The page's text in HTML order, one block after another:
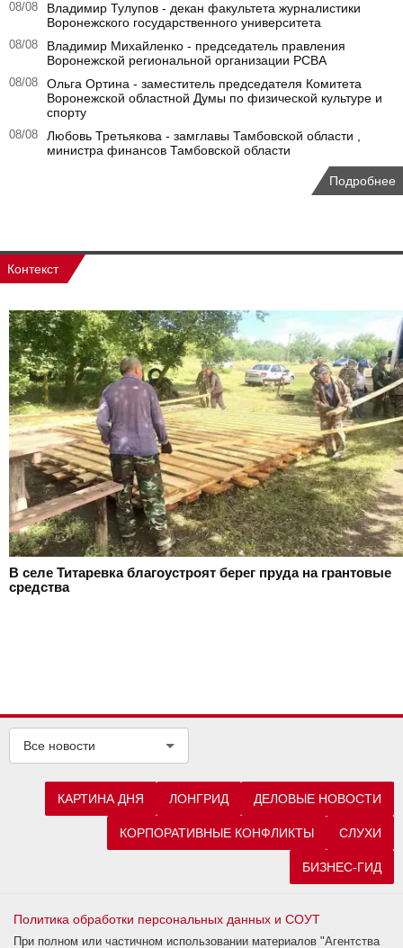
08/08
Владимир Тулупов - декан факультета журналистики
Воронежского государственного университета
08/08
Владимир Михайленко - председатель правления
Воронежской региональной организации РСВА
08/08
Ольга Ортина - заместитель председателя Комитета
Воронежской областной Думы по физической культуре и
спорту
08/08
Любовь Третьякова - замглавы Тамбовской области ,
министра финансов Тамбовской области
Подробнее
Контекст
В селе Титаревка благоустроят берег пруда на грантовые
средства
Все новости
КАРТИНА ДНЯ ЛОНГРИД ДЕЛОВЫЕ НОВОСТИ
КОРПОРАТИВНЫЕ КОНФЛИКТЫ СЛУХИ
БИЗНЕС-ГИД
Политика обработки персональных данных и СОУТ
При полном или частичном использовании материалов "Агентства